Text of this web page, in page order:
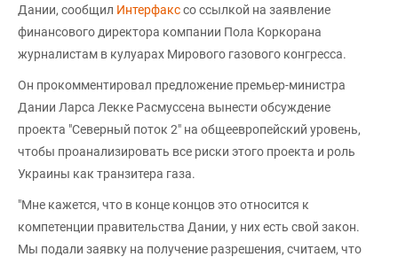
Дании, сообщил Интерфакссо ссылкой на заявление
финансового директора компании Пола Коркорана
журналистам в кулуарах Мирового газового конгресса.
Он прокомментировал предложение премьер-министра
Дании Ларса Лекке Расмуссена вынести обсуждение
проекта "Северный поток 2" на общеевропейский уровень,
чтобы проанализировать все риски этого проекта и роль
Украины как транзитера газа.
"Мне кажется, что в конце концов это относится к
компетенции правительства Дании, у них есть свой закон.
Мы подали заявку на получение разрешения, считаем, что